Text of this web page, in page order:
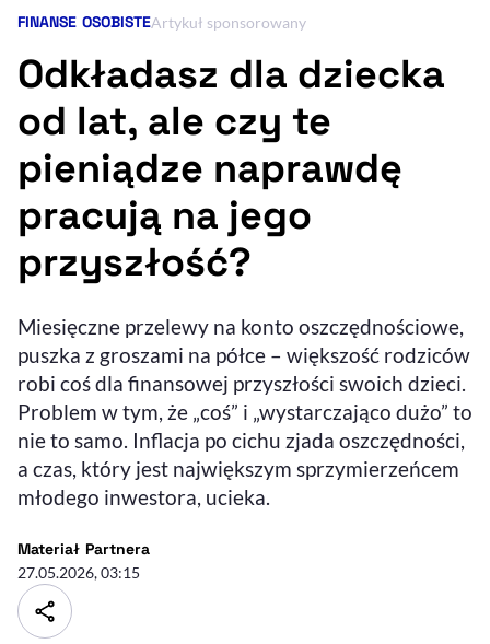
Resetuj opcje
Ułatwienia dostępności wspierają:
Sprawdź, jak i dlaczego zwiększamy dostępność , otwiera się w nowym
, otwiera się w nowym oknie
Zgłoś problem
, otwiera się w
Kategoria artykułu:
FINANSE OSOBISTEArtykuł sponsorowany
Odkładasz dla dziecka
od lat, ale czy te
pieniądze naprawdę
pracują na jego
przyszłość?
Miesięczne przelewy na konto oszczędnościowe,
puszka z groszami na półce – większość rodziców
robi coś dla finansowej przyszłości swoich dzieci.
Problem w tym, że „coś” i „wystarczająco dużo” to
nie to samo. Inflacja po cichu zjada oszczędności,
a czas, który jest największym sprzymierzeńcem
młodego inwestora, ucieka.
Materiał Partnera- autor artykułu - profil
27.05.2026, 03:15